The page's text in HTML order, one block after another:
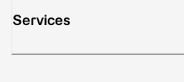
Services